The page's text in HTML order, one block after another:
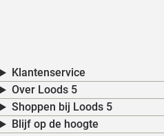
Klantenservice
Over Loods 5
Shoppen bij Loods 5
Blijf op de hoogte